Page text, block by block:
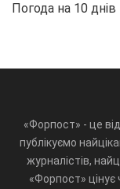
Погода на 10 днів
«Форпост» - це
публікуємо
журналістів,
«Форпост» цінує